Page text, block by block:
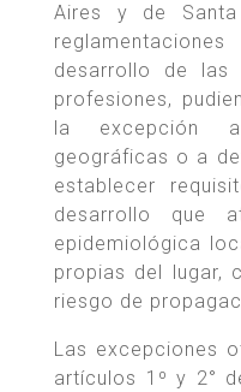
Aires y de
desarrollo de las
profesiones,
la excepción
geográficas o a
establecer
desarrollo que
epidemiológica
propias del lugar,
riesgo de
Las excepciones
artículos 1º y 2°